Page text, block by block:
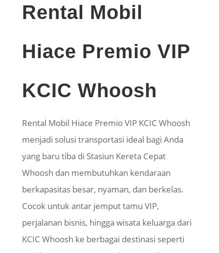
Rental Mobil
Hiace Premio VIP
KCIC Whoosh
Rental Mobil Hiace Premio VIP KCIC Whoosh
menjadi solusi transportasi ideal bagi Anda
yang baru tiba di Stasiun Kereta Cepat
Whoosh dan membutuhkan kendaraan
berkapasitas besar, nyaman, dan berkelas.
Cocok untuk antar jemput tamu VIP,
perjalanan bisnis, hingga wisata keluarga dari
KCIC Whoosh ke berbagai destinasi seperti